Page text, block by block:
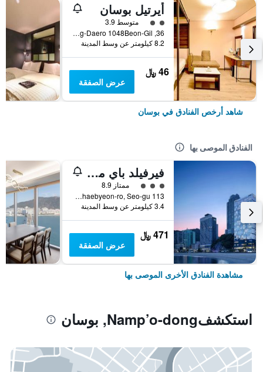
أيرتيل بوسان
تقييم فئة 2متوسط 3.9
36, Nakdong-Daero 1048Beon-Gil, بوسان, كوريا الجنوبية
8.2 كيلومتر عن وسط المدينة
46 ﷼
عرض الصفقة
شاهد أرخص الفنادق في بوسان
الفنادق الموصى بها
فيرفيلد باي ماريوت بوسان سونجدو بيتش
تقييم فئة 3ممتاز 8.9
113 Songdohaebyeon-ro, Seo-gu, بوسان, كوريا الجنوبية
3.4 كيلومتر عن وسط المدينة
471 ﷼
عرض الصفقة
مشاهدة الفنادق الأخرى الموصى بها
استكشفNamp’o-dong, بوسان